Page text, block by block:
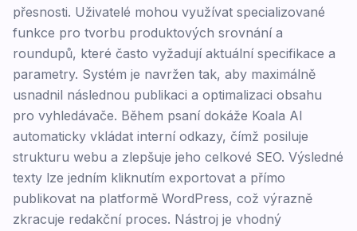
přesnosti. Uživatelé mohou využívat specializované
funkce pro tvorbu produktových srovnání a
roundupů, které často vyžadují aktuální specifikace a
parametry. Systém je navržen tak, aby maximálně
usnadnil následnou publikaci a optimalizaci obsahu
pro vyhledávače. Během psaní dokáže Koala AI
automaticky vkládat interní odkazy, čímž posiluje
strukturu webu a zlepšuje jeho celkové SEO. Výsledné
texty lze jedním kliknutím exportovat a přímo
publikovat na platformě WordPress, což výrazně
zkracuje redakční proces. Nástroj je vhodný